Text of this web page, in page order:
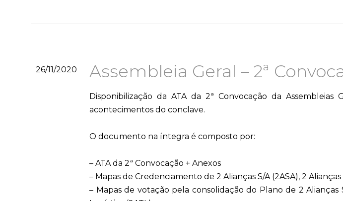
26/11/2020 Assembleia Geral – 2ª
Disponibilização da ATA da 2ª Convocação da
acontecimentos do conclave.
O documento na íntegra é composto por:
– ATA da 2ª Convocação + Anexos
– Mapas de Credenciamento de 2 Alianças S/A (2ASA), 2
– Mapas de votação pela consolidação do Plano de 2 Alianças